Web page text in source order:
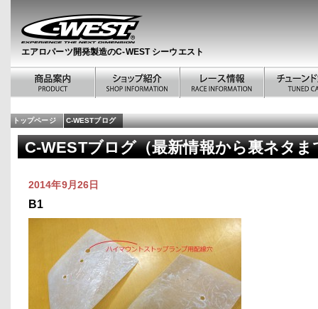
エアロパーツ開発製造のC-WEST シーウエスト
トップページ C-WESTブログ
C-WESTブログ（最新情報から裏ネタま
2014年9月26日
B1